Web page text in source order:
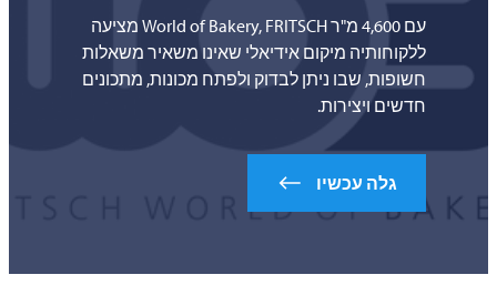
עם 4,600 מ"ר World of Bakery, FRITSCH
מציעה
ללקוחותיה מיקום אידיאלי שאינו משאיר משאלות
חשופות, שבו ניתן לבדוק ולפתח מכונות, מתכונים
חדשים ויצירות.
גלה עכשיו